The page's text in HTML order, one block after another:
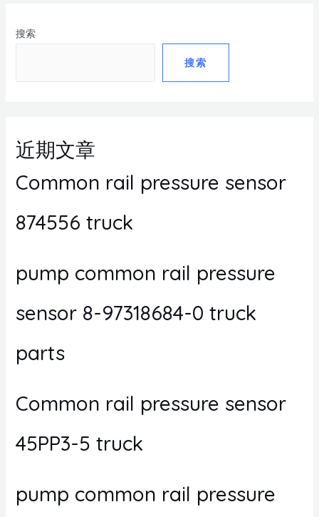
搜索
搜索
近期文章
Common rail pressure sensor
874556 truck
pump common rail pressure
sensor 8-97318684-0 truck
parts
Common rail pressure sensor
45PP3-5 truck
pump common rail pressure